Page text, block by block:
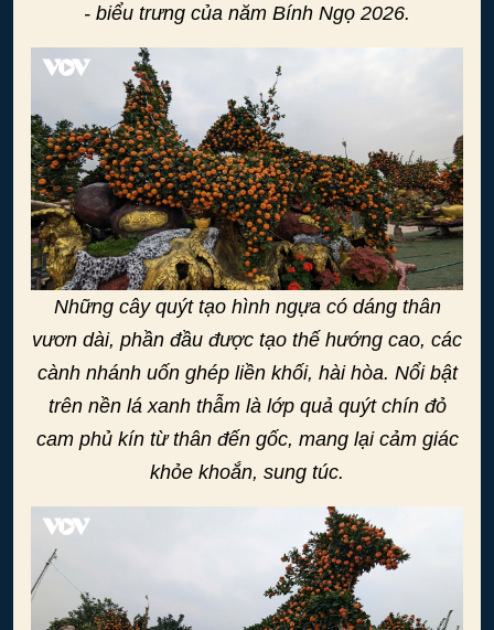
- biểu trưng của năm Bính Ngọ 2026.
Những cây quýt tạo hình ngựa có dáng thân
vươn dài, phần đầu được tạo thế hướng cao, các
cành nhánh uốn ghép liền khối, hài hòa. Nổi bật
trên nền lá xanh thẫm là lớp quả quýt chín đỏ
cam phủ kín từ thân đến gốc, mang lại cảm giác
khỏe khoắn, sung túc.